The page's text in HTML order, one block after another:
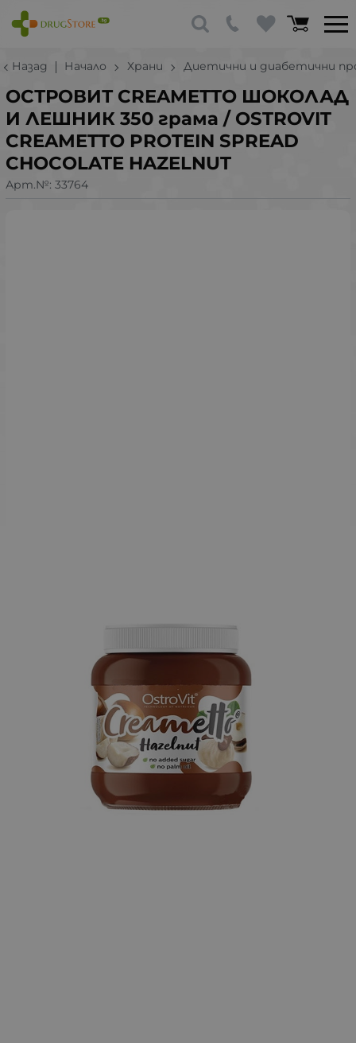
Назад Начало Храни Диетични и диабетични
ОСТРОВИТ CREAMETTO ШОКОЛАД
И ЛЕШНИК 350 грама / OSTROVIT
CREAMETTO PROTEIN SPREAD
CHOCOLATE HAZELNUT
Арт.№: 33764